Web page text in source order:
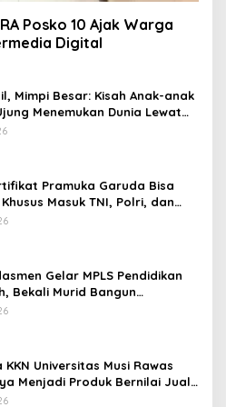
Posko 10 Ajak Warga
Digital
Mimpi Besar: Kisah Anak-anak
Menemukan Dunia Lewat
Pramuka Garuda Bisa
Masuk TNI, Polri, dan
Gelar MPLS Pendidikan
Bekali Murid Bangun
Belajar
KKN Universitas Musi Rawas
Menjadi Produk Bernilai Jual
UMKM Desa Air Satan